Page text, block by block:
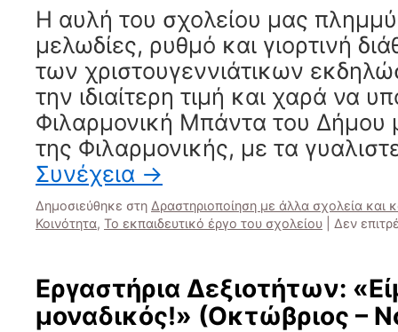
Η αυλή του σχολείου μας
μελωδίες, ρυθμό και γιορτινή
των χριστουγεννιάτικων
την ιδιαίτερη τιμή και χαρά να
Φιλαρμονική Μπάντα του Δήμου
της Φιλαρμονικής, με τα
Συνέχεια →
Δημοσιεύθηκε στη Δραστηριοποίηση με άλλα σχολεία και
Κοινότητα, Το εκπαιδευτικό έργο του σχολείου Δεν
Εργαστήρια Δεξιοτήτων:
μοναδικός!» (Οκτώβριος –